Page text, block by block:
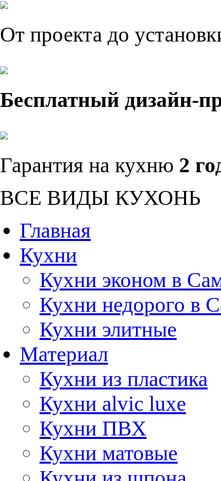
От проекта до
Бесплатный дизайн-
Гарантия на кухню 2
ВСЕ ВИДЫ КУХОНЬ
Главная
Кухни
Кухни эконом в
Кухни недорого в
Кухни элитные
Материал
Кухни из пластика
Кухни alvic luxe
Кухни ПВХ
Кухни матовые